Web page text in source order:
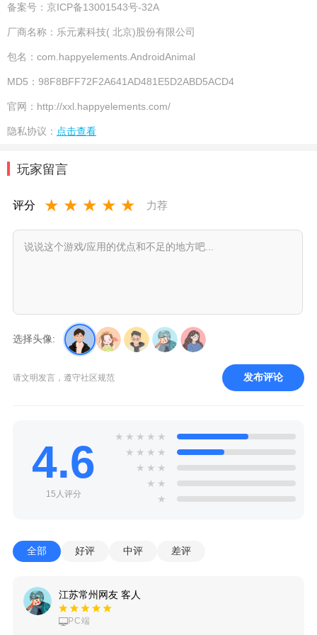
备案号： 京ICP备13001543号-32A
厂商名称： 乐元素科技( 北京)股份有限公司
包名： com.happyelements.AndroidAnimal
MD5： 98F8BFF72F2A641AD481E5D2ABD5ACD4
官网： http://xxl.happyelements.com/
隐私协议： 点击查看
玩家留言
评分 ★ ★ ★ ★ ★ 力荐
选择头像:
请文明发言，遵守社区规范 发布评论
4.6
15人评分
★ ★ ★ ★ ★
★ ★ ★ ★
★ ★ ★
★ ★
★
全部 好评 中评 差评
江苏常州网友 客人
PC端